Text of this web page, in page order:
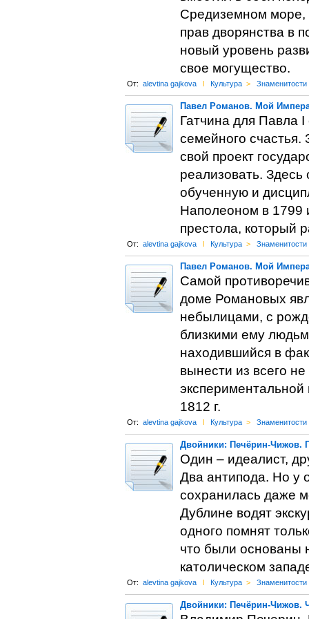
Средиземном море,
прав дворянства в
новый уровень
свое могущество.
От: alevtina gajkova l Культура > Знаменитости
Павел Романов. Мой
Гатчина для Павла
семейного
свой проект
реализовать.
обученную и
Наполеоном в 1799
престола, который
От: alevtina gajkova l Культура > Знаменитости
Павел Романов. Мой
Самой
доме Романовых
небылицами, с
близкими ему
находившийся в
вынести из всего
1812 г.
От: alevtina gajkova l Культура > Знаменитости
Двойники: Печёрин-Чижов.
Один – идеалист,
Два антипода. Но у
сохранилась даже
Дублине водят
одного помнят
что были основаны
католическом
От: alevtina gajkova l Культура > Знаменитости
Двойники: Печёрин-Чижов.